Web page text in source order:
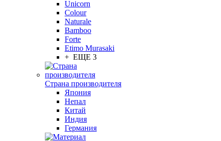
Unicorn
Colour
Naturale
Bamboo
Forte
Etimo Murasaki
+ ЕЩЕ 3
Страна производителя
Япония
Непал
Китай
Индия
Германия